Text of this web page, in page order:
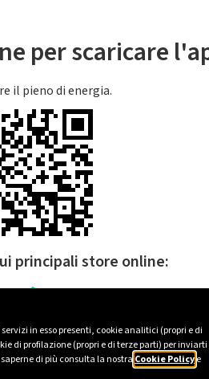
in esso presenti, cookie analitici (propri e di
di profilazione (propri e di terze parti) per inviarti
di più consulta la nostra Cookie Policye
per scaricare
il pieno di energia.
principali store online: